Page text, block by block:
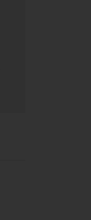
Seine Funktionalität ist